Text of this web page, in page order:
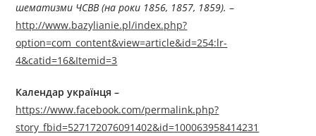
шематизми ЧСВВ (на роки 1856, 1857, 1859). –
http://www.bazylianie.pl/index.php?
option=com_content&view=article&id=254:lr-
4&catid=16&Itemid=3
Календар українця –
https://www.facebook.com/permalink.php?
story_fbid=527172076091402&id=100063958414231